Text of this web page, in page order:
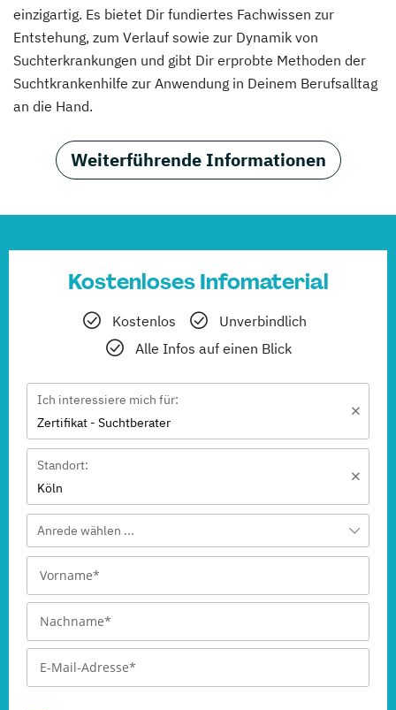
einzigartig. Es bietet Dir fundiertes Fachwissen zur
Entstehung, zum Verlauf sowie zur Dynamik von
Suchterkrankungen und gibt Dir erprobte Methoden der
Suchtkrankenhilfe zur Anwendung in Deinem Berufsalltag
an die Hand.
Weiterführende Informationen
Kostenloses Infomaterial
Kostenlos
Unverbindlich
Alle Infos auf einen Blick
Ich interessiere mich für:
Zertifikat - Suchtberater
Standort:
Köln
Anrede wählen ...